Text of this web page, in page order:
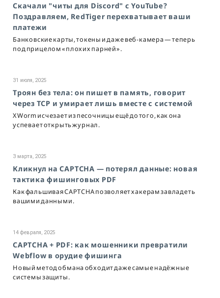
Скачали "читы для Discord" с YouTube?
Поздравляем, RedTiger перехватывает ваши
платежи
Банковские карты, токены и даже веб-камера — теперь
под прицелом «плохих парней».
31 июля, 2025
Троян без тела: он пишет в память, говорит
через TCP и умирает лишь вместе с системой
XWorm исчезает из песочницы ещё до того, как она
успевает открыть журнал.
3 марта, 2025
Кликнул на CAPTCHA — потерял данные: новая
тактика фишинговых PDF
Как фальшивая CAPTCHA позволяет хакерам завладеть
вашими данными.
14 февраля, 2025
CAPTCHA + PDF: как мошенники превратили
Webflow в орудие фишинга
Новый метод обмана обходит даже самые надёжные
системы защиты.